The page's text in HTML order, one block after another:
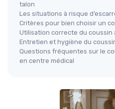
talon
Les situations à risque
Critères pour bien choisir un
Utilisation correcte du
Entretien et hygiène du
Questions fréquentes sur le
en centre médical